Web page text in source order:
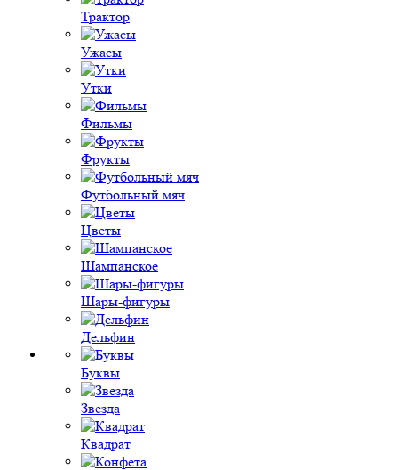
Трактор
Ужасы
Утки
Фильмы
Фрукты
Футбольный мяч
Цветы
Шампанское
Шары-фигуры
Дельфин
Буквы
Звезда
Квадрат